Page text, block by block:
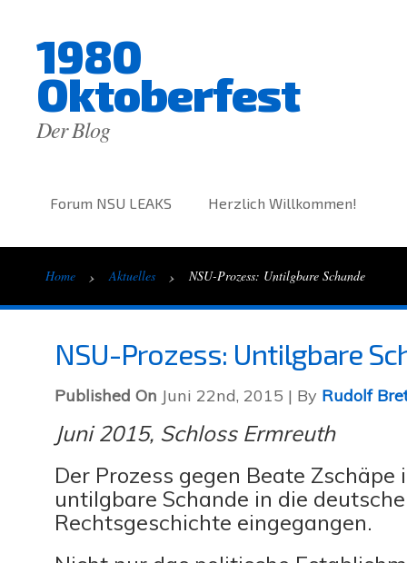
1980
Oktoberfest
Der Blog
Forum NSU LEAKS Herzlich Willkommen!
Home › Aktuelles › NSU-Prozess: Untilgbare Schande
NSU-Prozess: Untilgbare
Published On Juni 22nd, 2015 | By Rudolf
Juni 2015, Schloss Ermreuth
Der Prozess gegen Beate
untilgbare Schande in die deutsche
Rechtsgeschichte eingegangen.